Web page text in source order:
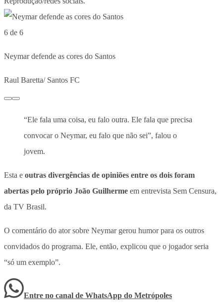
6 de 6
Neymar defende as cores do Santos
Raul Baretta/ Santos FC
“Ele fala uma coisa, eu falo outra. Ele fala que precisa
convocar o Neymar, eu falo que não sei”, falou o
jovem.
Esta e outras divergências de opiniões entre os dois foram
abertas pelo próprio João Guilherme em entrevista Sem Censura,
da TV Brasil.
O comentário do ator sobre Neymar gerou humor para os outros
convidados do programa. Ele, então, explicou que o jogador seria
“só um exemplo”.
Entre no canal de WhatsApp do Metrópoles